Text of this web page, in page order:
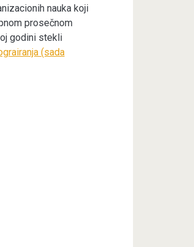
nauka koji
prosečnom
godini stekli
(sada